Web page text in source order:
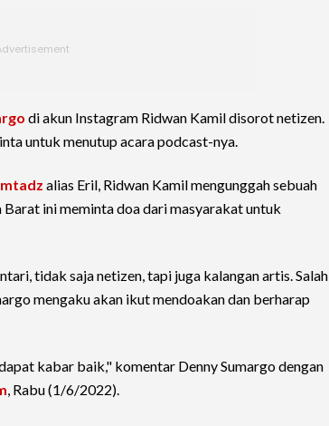
di akun Instagram Ridwan Kamil disorot netizen.
untuk menutup acara podcast-nya.
alias Eril, Ridwan Kamil mengunggah sebuah
ini meminta doa dari masyarakat untuk
tidak saja netizen, tapi juga kalangan artis. Salah
mengaku akan ikut mendoakan dan berharap
kabar baik," komentar Denny Sumargo dengan
, Rabu (1/6/2022).